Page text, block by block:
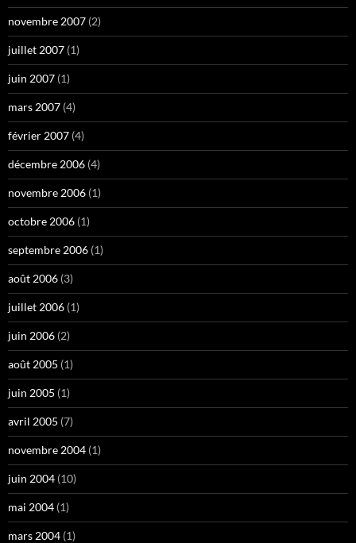
novembre 2007 (2)
juillet 2007 (1)
juin 2007 (1)
mars 2007 (4)
février 2007 (4)
décembre 2006 (4)
novembre 2006 (1)
octobre 2006 (1)
septembre 2006 (1)
août 2006 (3)
juillet 2006 (1)
juin 2006 (2)
août 2005 (1)
juin 2005 (1)
avril 2005 (7)
novembre 2004 (1)
juin 2004 (10)
mai 2004 (1)
mars 2004 (1)